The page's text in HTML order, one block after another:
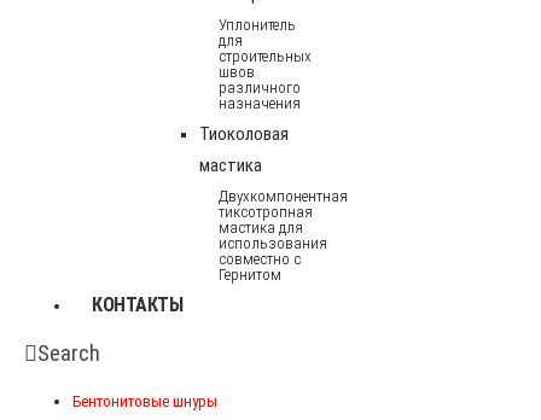
Уплонитель
для
строительных
швов
различного
назначения
Тиоколовая
мастика
Двухкомпонентная
тиксотропная
мастика для
использования
совместно с
Гернитом
КОНТАКТЫ
Search
Бентонитовые шнуры